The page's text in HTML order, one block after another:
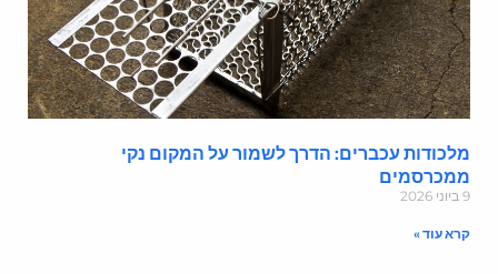
עכברים: הדרך לשמור על המקום נקי
עוד »